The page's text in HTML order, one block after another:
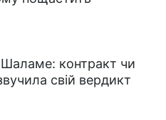
Шаламе: контракт чи
свій вердикт